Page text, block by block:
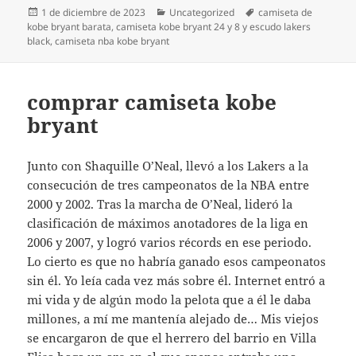
Publicado
el
1 de diciembre de 2023 Categorías
Uncategorized Etiquetas
camiseta de
kobe bryant barata,camiseta kobe bryant 24 y 8 y escudo lakers
black,camiseta nba kobe bryant
comprar camiseta kobe
bryant
Junto con Shaquille O’Neal, llevó a los Lakers a la
consecución de tres campeonatos de la NBA entre
2000 y 2002. Tras la marcha de O’Neal, lideró la
clasificación de máximos anotadores de la liga en
2006 y 2007, y logró varios récords en ese periodo.
Lo cierto es que no habría ganado esos campeonatos
sin él. Yo leía cada vez más sobre él. Internet entró a
mi vida y de algún modo la pelota que a él le daba
millones, a mí me mantenía alejado de… Mis viejos
se encargaron de que el herrero del barrio en Villa